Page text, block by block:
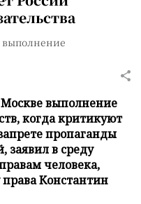
выполнение
когда критикуют
пропаганды
заявил в среду
человека,
Константин